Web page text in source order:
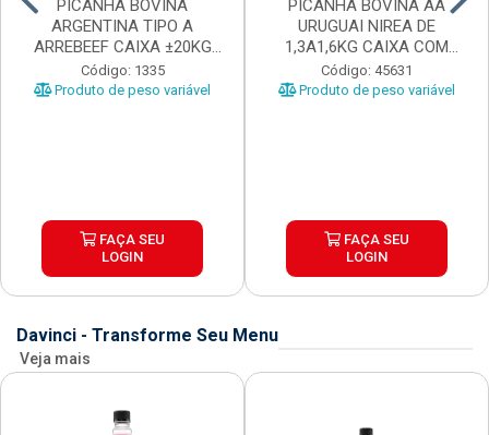
PICANHA BOVINA
ARGENTINA TIPO A
ARREBEEF CAIXA ±20KG
PEÇAS 1...
Código: 1335
Produto de peso variável
FAÇA SEU
LOGIN
PICANHA BOVINA AA
URUGUAI NIREA DE
1,3A1,6KG CAIXA COM
±15KG
Código: 45631
Produto de peso variável
FAÇA SEU
LOGIN
Davinci - Transforme Seu Menu
Veja mais